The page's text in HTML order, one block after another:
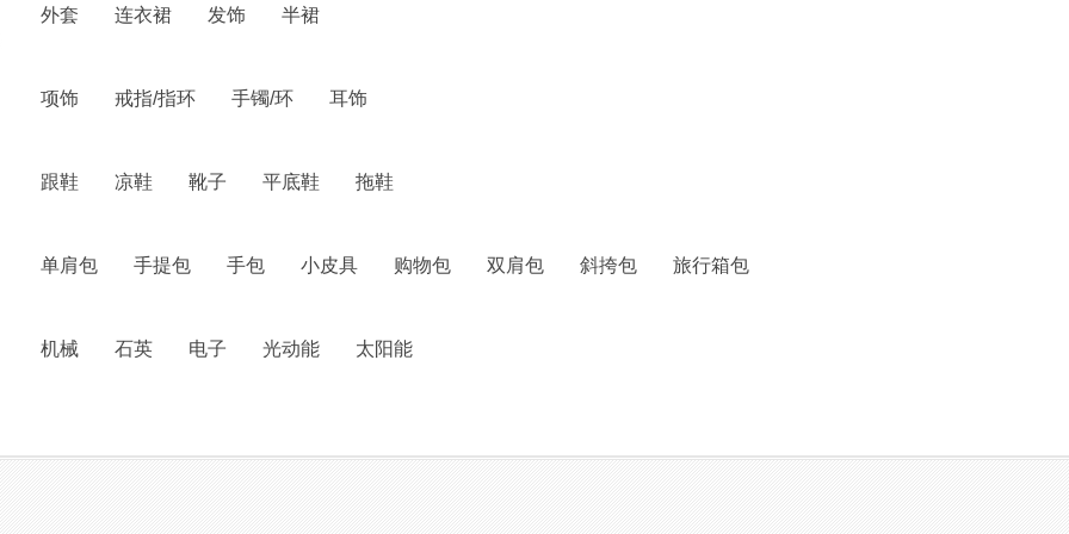
外套 连衣裙 发饰 半裙
项饰 戒指/指环 手镯/环 耳饰
跟鞋 凉鞋 靴子 平底鞋 拖鞋
单肩包 手提包 手包 小皮具 购物包 双肩包 斜挎包 旅行箱包
机械 石英 电子 光动能 太阳能